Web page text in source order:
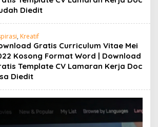
Diedit
, Kreatif
Gratis Curriculum Vitae Mei
Kosong Format Word | Download
Template CV Lamaran Kerja Doc
Diedit